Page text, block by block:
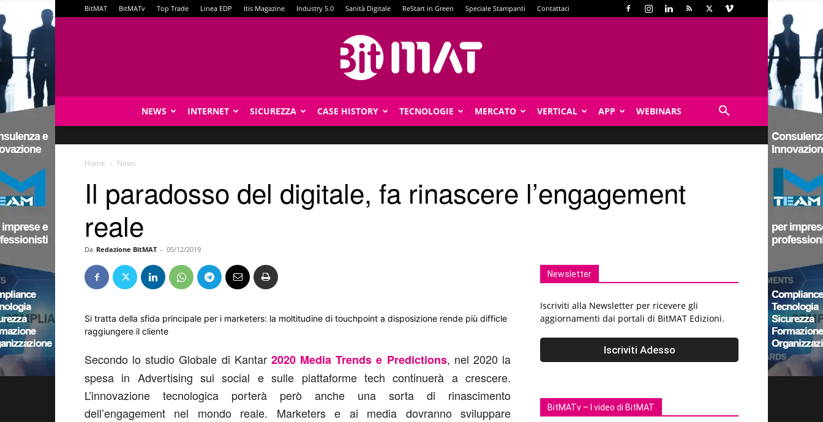
BitMAT BitMATv Top Trade Linea EDP Itis Magazine Industry 5.0 Sanità Digitale ReStart in Green Speciale Stampanti Contattaci
NEWS INTERNET SICUREZZA CASE HISTORY TECNOLOGIE MERCATO VERTICAL APP WEBINARS
Home News
Il paradosso del digitale, fa rinascere l’engagement
reale
Da Redazione BitMAT - 05/12/2019
Si tratta della sfida principale per i marketers: la moltitudine di touchpoint a disposizione rende più difficle
raggiungere il cliente
Secondo lo studio Globale di Kantar 2020 Media Trends e Predictions, nel 2020 la
spesa in Advertising sui social e sulle piattaforme tech continuerà a crescere.
L’innovazione tecnologica porterà però anche una sorta di rinascimento
dell’engagement nel mondo reale. Marketers e ai media dovranno sviluppare
Newsletter
Iscriviti alla Newsletter per ricevere gli
aggiornamenti dai portali di BitMAT Edizioni.
BitMATv – I video di BitMAT